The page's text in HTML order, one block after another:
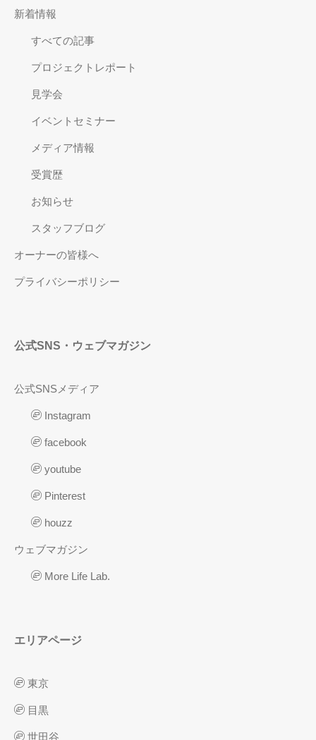
新着情報
すべての記事
プロジェクトレポート
見学会
イベントセミナー
メディア情報
受賞歴
お知らせ
スタッフブログ
オーナーの皆様へ
プライバシーポリシー
公式SNS・ウェブマガジン
公式SNSメディア
Instagram
facebook
youtube
Pinterest
houzz
ウェブマガジン
More Life Lab.
エリアページ
東京
目黒
世田谷